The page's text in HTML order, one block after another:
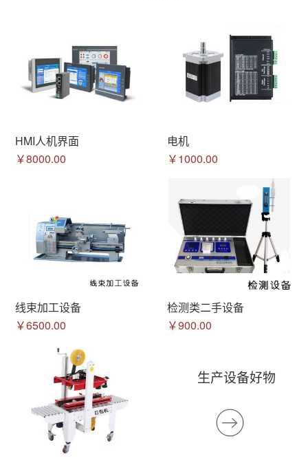
HMI人机界面
￥8000.00
电机
￥1000.00
线束加工设备
￥6500.00
检测类二手设备
￥900.00
生产设备好物